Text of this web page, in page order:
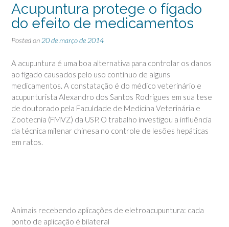
Acupuntura protege o fígado
do efeito de medicamentos
Posted on20 de março de 2014
A acupuntura é uma boa alternativa para controlar os danos
ao fígado causados pelo uso contínuo de alguns
medicamentos. A constatação é do médico veterinário e
acupunturista Alexandro dos Santos Rodrigues em sua tese
de doutorado pela Faculdade de Medicina Veterinária e
Zootecnia (FMVZ) da USP. O trabalho investigou a influência
da técnica milenar chinesa no controle de lesões hepáticas
em ratos.
Animais recebendo aplicações de eletroacupuntura: cada
ponto de aplicação é bilateral